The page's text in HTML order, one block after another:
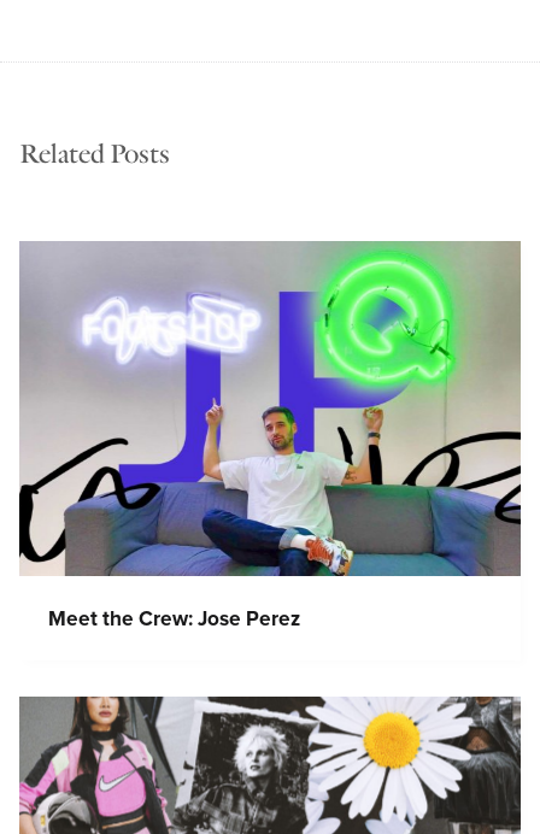
Related Posts
Meet the Crew: Jose Perez